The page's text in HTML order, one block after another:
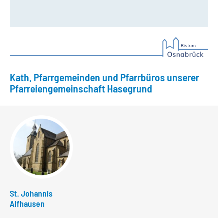
Kath. Pfarrgemeinden und Pfarrbüros unserer
Pfarreiengemeinschaft Hasegrund
St. Johannis
Alfhausen